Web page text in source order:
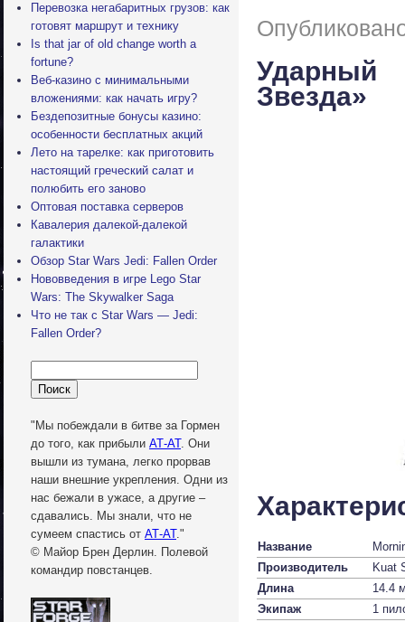
Перевозка негабаритных грузов: как
готовят маршрут и технику
Is that jar of old change worth a
fortune?
Веб-казино с минимальными
вложениями: как начать игру?
Бездепозитные бонусы казино:
особенности бесплатных акций
Лето на тарелке: как приготовить
настоящий греческий салат и
полюбить его заново
Оптовая поставка серверов
Кавалерия далекой-далекой
галактики
Обзор Star Wars Jedi: Fallen Order
Нововведения в игре Lego Star
Wars: The Skywalker Saga
Что не так с Star Wars — Jedi:
Fallen Order?
"Мы побеждали в битве за Гормен
до того, как прибыли АТ-АТ. Они
вышли из тумана, легко прорвав
наши внешние укрепления. Одни из
нас бежали в ужасе, а другие –
сдавались. Мы знали, что не
сумеем спастись от АТ-АТ."
© Майор Брен Дерлин. Полевой
командир повстанцев.
Ударный
Звезда»
Название
Производитель
Kuat
Длина
14.4
Экипаж
1